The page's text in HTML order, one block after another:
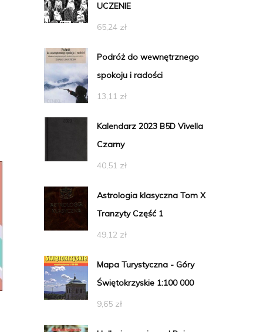
UCZENIE
65,24 zł
Podróż do wewnętrznego
spokoju i radości
13,11 zł
Kalendarz 2023 B5D Vivella
Czarny
40,51 zł
Astrologia klasyczna Tom X
Tranzyty Część 1
49,12 zł
Mapa Turystyczna - Góry
Świętokrzyskie 1:100 000
9,65 zł